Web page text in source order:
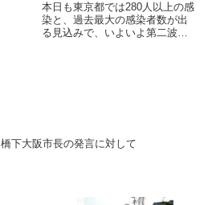
本日も東京都では280人以上の感
染と、過去最大の感染者数が出
る見込みで、いよいよ第二波へ
橋下大阪市長の発言に対して